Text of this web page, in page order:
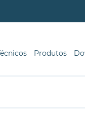
Produtos